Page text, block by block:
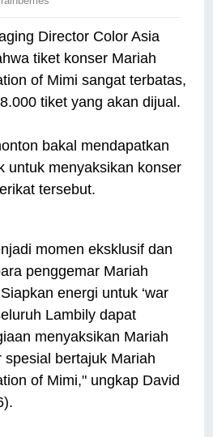
Director Color Asia
tiket konser Mariah
of Mimi sangat terbatas,
tiket yang akan dijual.
bakal mendapatkan
untuk menyaksikan konser
tersebut.
momen eksklusif dan
penggemar Mariah
energi untuk ‘war
Lambily dapat
menyaksikan Mariah
bertajuk Mariah
of Mimi," ungkap David